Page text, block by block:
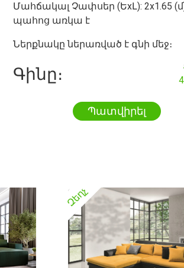
Մահճակալ Չափսեր (ԵxԼ): 2x1.65
պահոց առկա է
Ներքնակը ներառված է գնի մեջ։
Գինը։
Պատվիրել
Զեղչ